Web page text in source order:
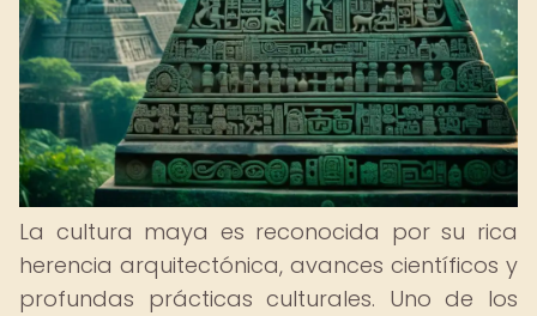
La cultura maya es reconocida por su rica
herencia arquitectónica, avances científicos y
profundas prácticas culturales. Uno de los